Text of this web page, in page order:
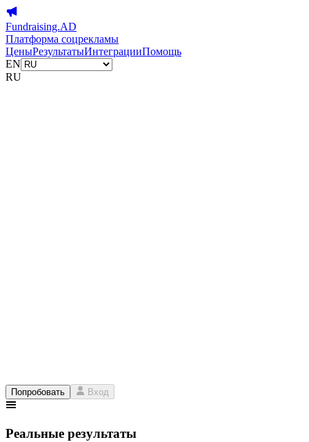
Fundraising.AD
Платформа соцрекламы
ЦеныРезультатыИнтеграцииПомощь
EN
RU
Попробовать Вход
Реальные результаты